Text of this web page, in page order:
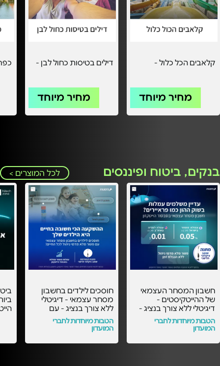
קלאבים הכל כלול -
מחיר מיוחד
דילים בטיסות כחול לבן -
מחיר מיוחד
בנקים, ביטוח ופיננסים לכל המוצרים >
חשבון המסחר העצמאי
של ההייטקיסטים -
דיגיטלי ללא צורך בנציג -
עם העמלות הכי
משתלמות בסבסוד
הייטקזון! -
הטבות מיוחדות לחברי
המועדון
חוסכים לילדים בחשבון
מסחר עצמאי - דיגיטלי
ללא צורך בנציג - עם
העמלות הכי משתלמות
בסבסוד הייטקזון! -
הטבות מיוחדות לחברי
המועדון